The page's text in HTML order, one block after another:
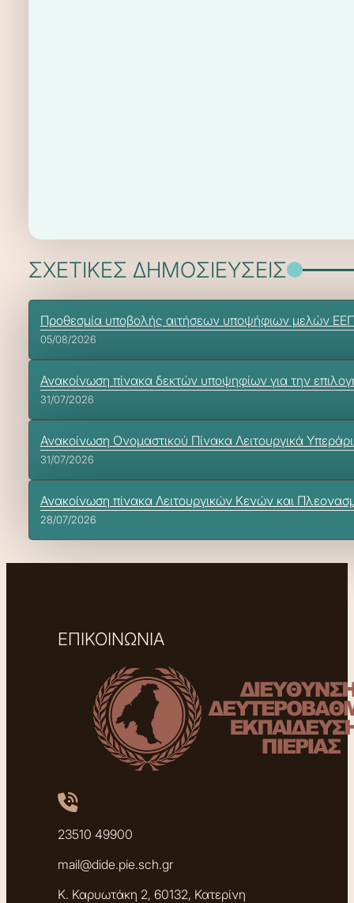
ΣΧΕΤΙΚΕΣ ΔΗΜΟΣΙΕΥΣΕΙΣ
Προθεσμία υποβολής αιτήσεων υποψήφιων μελών ΕΕΠ-
05/08/2026
Ανακοίνωση πίνακα δεκτών υποψηφίων για την
31/07/2026
Ανακοίνωση Ονομαστικού Πίνακα Λειτουργικά
31/07/2026
Ανακοίνωση πίνακα Λειτουργικών Κενών και
28/07/2026
ΕΠΙΚΟΙΝΩΝΙΑ
23510 49900
mail@dide.pie.sch.gr
Κ. Καρυωτάκη 2, 60132, Κατερίνη